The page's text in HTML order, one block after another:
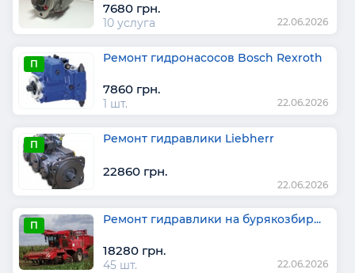
7680 грн.
10 услуга 22.06.2026
П Ремонт гидронасосов Bosch Rexroth
7860 грн.
1 шт. 22.06.2026
П Ремонт гидравлики Liebherr
22860 грн.
22.06.2026
П Ремонт гидравлики на бурякозбир...
18280 грн.
45 шт. 22.06.2026